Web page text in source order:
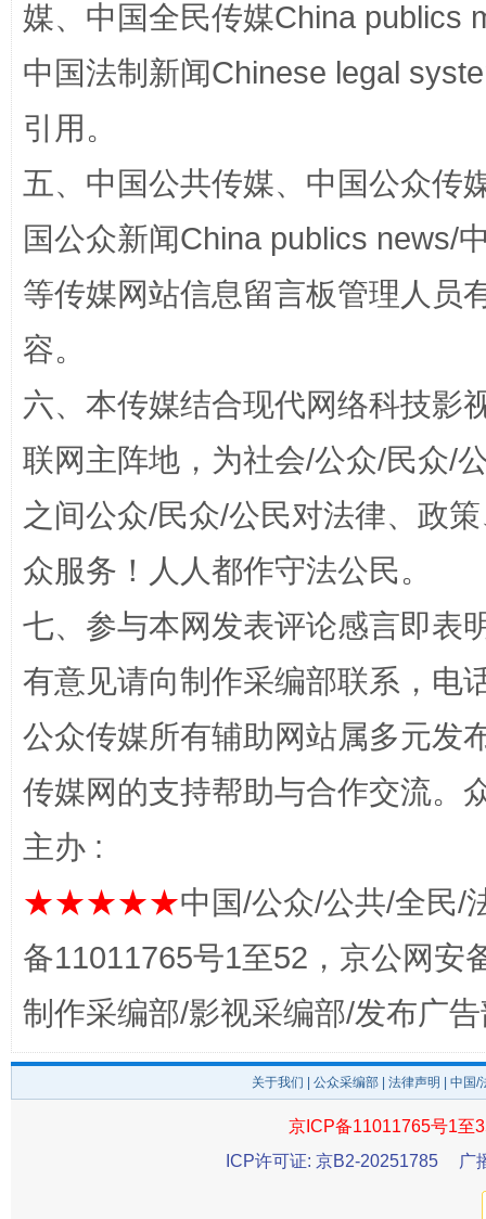
完善运行机制助力责任有效落实
东山县通报“牛蛙产品抗生素超标问题”
一
媒、中国全民传媒China publics
中国法制新闻Chinese legal
引用。
五、中国公共传媒、中国公众传
国公众新闻China publics news/
等传媒网站信息留言板管理人员
容。
六、本传媒结合现代网络科技影
联网主阵地，为社会/公众/民众/
之间公众/民众/公民对法律、政
众服务！人人都作守法公民。
七、参与本网发表评论感言即表
有意见请向制作采编部联系，电
公众传媒所有辅助网站属多元发
传媒网的支持帮助与合作交流。
主办 :
★★★★★中国/公众/公共/全民/
备11011765号1至52，京公网安
制作采编部/影视采编部/发布广
关于我们 公众采编部 法律声明 | 中国
京ICP备11011765号1至
ICP许可证: 京B2-20251785
广